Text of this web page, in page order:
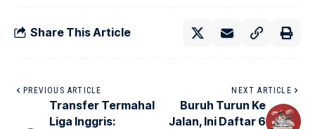
Share This Article
PREVIOUS ARTICLE
Transfer Termahal
Liga Inggris:
NEXT ARTICLE
Buruh Turun Ke
Jalan, Ini Daftar 6